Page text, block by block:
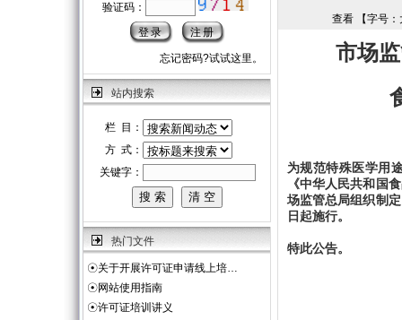
验证码：
忘记密码?试试这里。
站内搜索
栏 目：
方 式：
关键字：
热门文件
☉关于开展许可证申请线上培…
☉网站使用指南
☉许可证培训讲义
查看 【字号：
市场
为规范特殊医学用
《中华人民共和国
场监管总局组织制
日起施行。
特此公告。